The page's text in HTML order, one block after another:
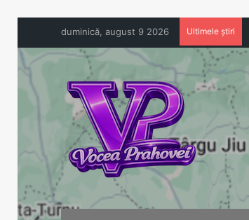
duminică, august 9 2026 Ultimele știri